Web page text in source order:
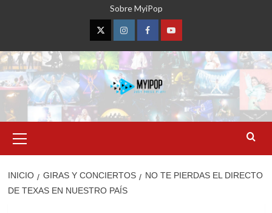
Sobre MyiPop
TwitterInstagramFacebookYouTube
primario
INICIO GIRAS Y CONCIERTOS
NO TE PIERDAS EL DIRECTO
DE TEXAS EN NUESTRO PAÍS